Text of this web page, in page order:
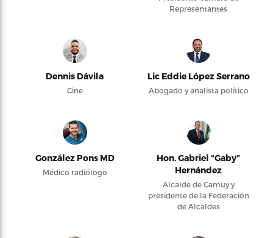
Representantes
Dennis Dávila
Cine
Lic Eddie López Serrano
Abogado y analista político
González Pons MD
Médico radiólogo
Hon. Gabriel “Gaby”
Hernández
Alcalde de Camuy y
presidente de la Federación
de Alcaldes